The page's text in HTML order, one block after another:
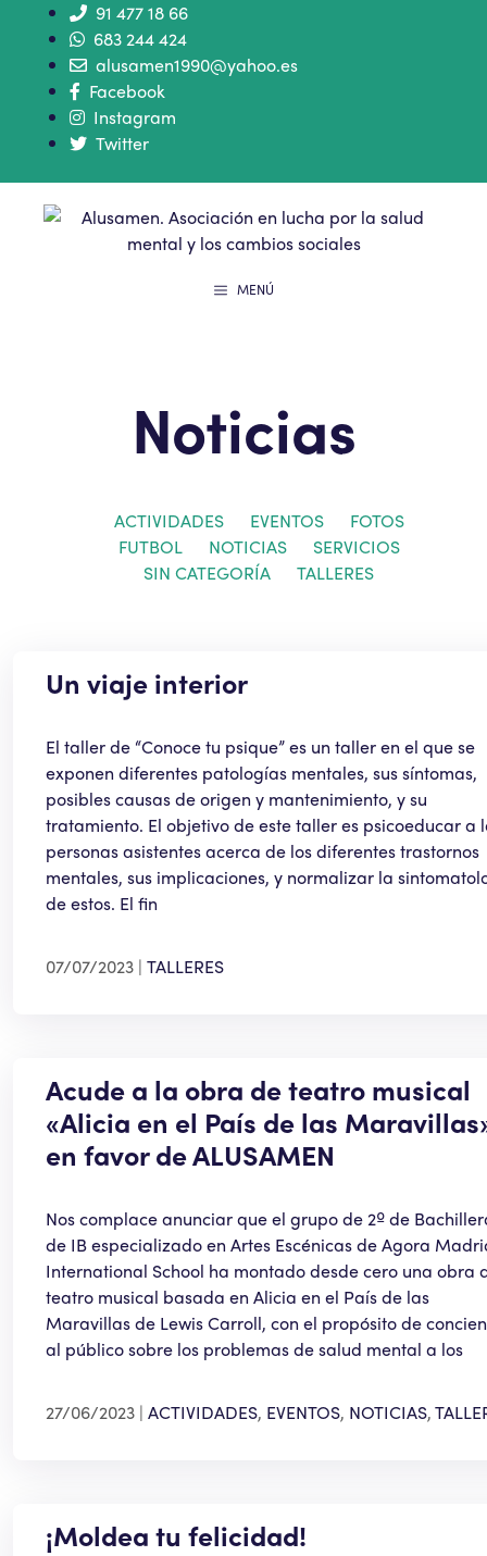
91 477 18 66
683 244 424
alusamen1990@yahoo.es
Facebook
Instagram
Twitter
MENÚ
Noticias
ACTIVIDADES EVENTOS
FOTOS
FUTBOL
NOTICIAS
SERVICIOS
SIN CATEGORÍA
TALLERES
Un viaje interior
El taller de “Conoce tu psique” es un taller en el que se
exponen diferentes patologías mentales, sus síntomas,
posibles causas de origen y mantenimiento, y su
tratamiento. El objetivo de este taller es psicoeducar a
personas asistentes acerca de los diferentes trastornos
mentales, sus implicaciones, y normalizar la
de estos. El fin
07/07/2023 TALLERES
Acude a la obra de teatro musical
«Alicia en el País de las
en favor de ALUSAMEN
Nos complace anunciar que el grupo de 2º de
de IB especializado en Artes Escénicas de Agora
International School ha montado desde cero una obra
teatro musical basada en Alicia en el País de las
Maravillas de Lewis Carroll, con el propósito de
al público sobre los problemas de salud mental a los
27/06/2023 ACTIVIDADES, EVENTOS, NOTICIAS,
¡Moldea tu felicidad!